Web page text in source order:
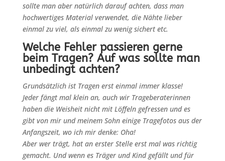
sollte man aber natürlich darauf achten, dass man
hochwertiges Material verwendet, die Nähte lieber
einmal zu viel, als einmal zu wenig sichert etc.
Welche Fehler passieren gerne
beim Tragen? Auf was sollte man
unbedingt achten?
Grundsätzlich ist Tragen erst einmal immer klasse!
Jeder fängt mal klein an, auch wir Trageberaterinnen
haben die Weisheit nicht mit Löffeln gefressen und es
gibt von mir und meinem Sohn einige Tragefotos aus der
Anfangszeit, wo ich mir denke: Oha!
Aber wer trägt, hat an erster Stelle erst mal was richtig
gemacht. Und wenn es Träger und Kind gefällt und für